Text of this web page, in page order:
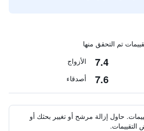
7.4 الأزواج
7.6 أصدقاء
حاول إزالة مرشح أو تغيير بحثك أو